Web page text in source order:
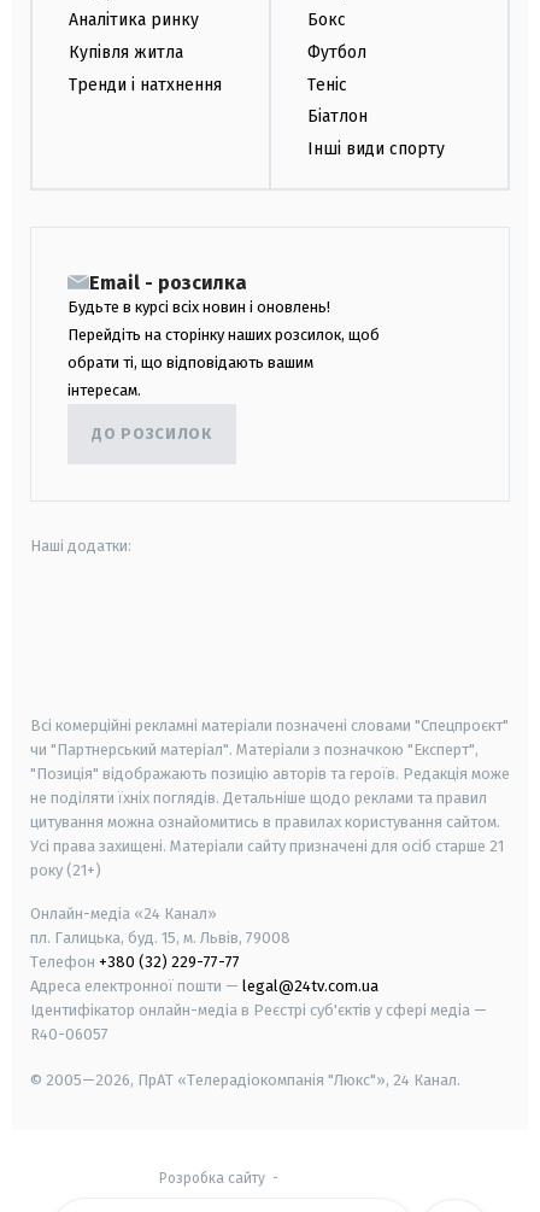
Аналітика ринку
Купівля житла
Тренди і натхнення
Бокс
Футбол
Теніс
Біатлон
Інші види спорту
Email - розсилка
Будьте в курсі всіх новин і оновлень!
Перейдіть на сторінку наших розсилок, щоб
обрати ті, що відповідають вашим
інтересам.
ДО РОЗСИЛОК
Наші додатки:
Всі комерційні рекламні матеріали позначені словами "Спецпроєкт"
чи "Партнерський матеріал". Матеріали з позначкою "Експерт",
"Позиція" відображають позицію авторів та героїв. Редакція може
не поділяти їхніх поглядів. Детальніше щодо реклами та правил
цитування можна ознайомитись в правилах користування сайтом.
Усі права захищені. Матеріали сайту призначені для осіб старше 21
року (21+)
Онлайн-медіа «24 Канал»
пл. Галицька, буд. 15, м. Львів, 79008
Телефон +380 (32) 229-77-77
Адреса електронної пошти — legal@24tv.com.ua
Ідентифікатор онлайн-медіа в Реєстрі суб'єктів у сфері медіа —
R40-06057
© 2005—2026, ПрАТ «Телерадіокомпанія "Люкс"», 24 Канал.
Розробка сайту-